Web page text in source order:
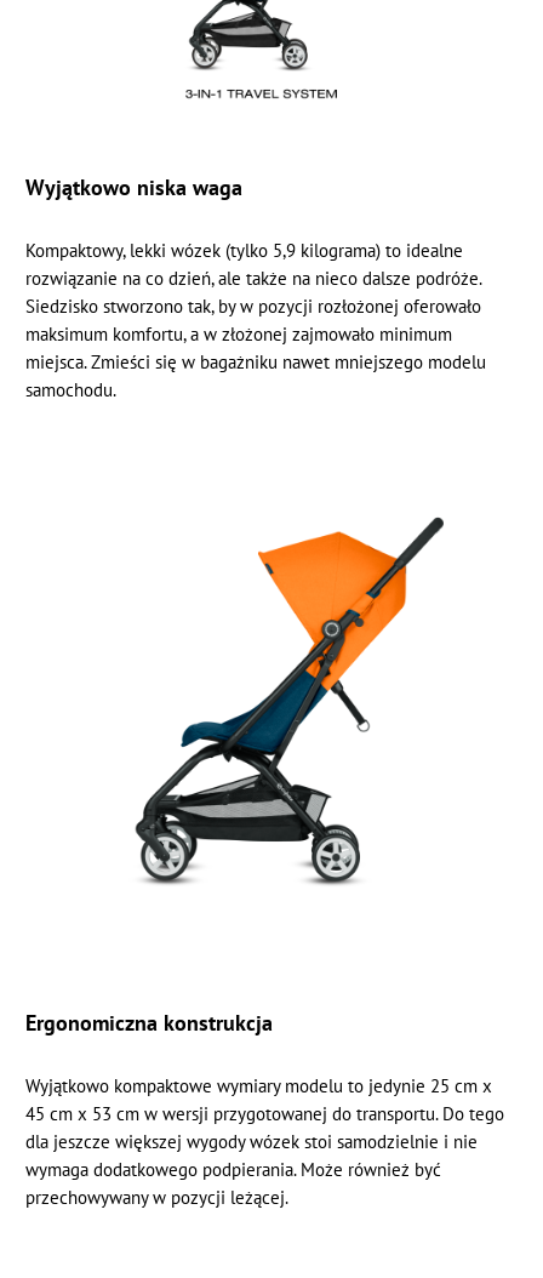
Wyjątkowo niska waga
Kompaktowy, lekki wózek (tylko 5,9 kilograma) to idealne
rozwiązanie na co dzień, ale także na nieco dalsze podróże.
Siedzisko stworzono tak, by w pozycji rozłożonej oferowało
maksimum komfortu, a w złożonej zajmowało minimum
miejsca. Zmieści się w bagażniku nawet mniejszego modelu
samochodu.
Ergonomiczna konstrukcja
Wyjątkowo kompaktowe wymiary modelu to jedynie 25 cm x
45 cm x 53 cm w wersji przygotowanej do transportu. Do tego
dla jeszcze większej wygody wózek stoi samodzielnie i nie
wymaga dodatkowego podpierania. Może również być
przechowywany w pozycji leżącej.